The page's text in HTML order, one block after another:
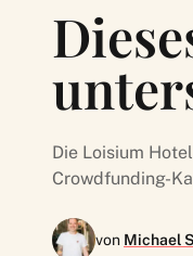
Die Loisium
Crowdfunding-
von Michael